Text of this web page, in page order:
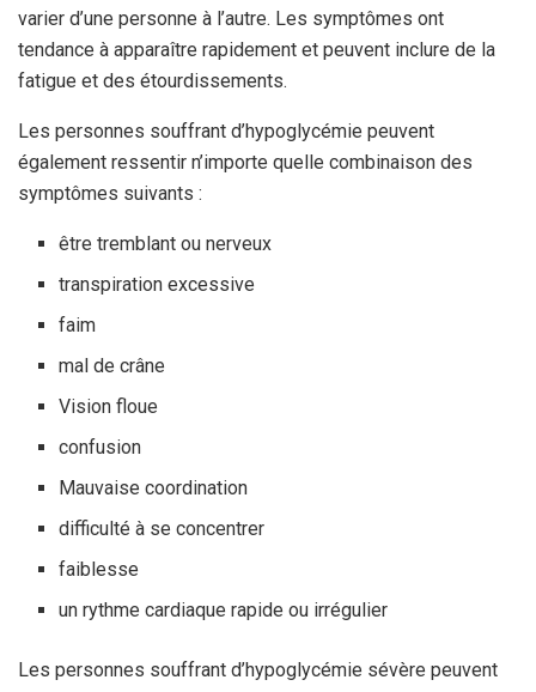
varier d’une personne à l’autre. Les symptômes ont
tendance à apparaître rapidement et peuvent inclure de la
fatigue et des étourdissements.
Les personnes souffrant d’hypoglycémie peuvent
également ressentir n’importe quelle combinaison des
symptômes suivants :
être tremblant ou nerveux
transpiration excessive
faim
mal de crâne
Vision floue
confusion
Mauvaise coordination
difficulté à se concentrer
faiblesse
un rythme cardiaque rapide ou irrégulier
Les personnes souffrant d’hypoglycémie sévère peuvent